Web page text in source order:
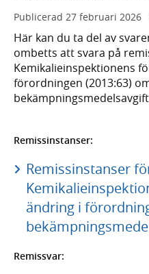
Publicerad 27 februari 2026
Här kan du ta del av
ombetts att svara på
Kemikalieinspektionens
förordningen (2013:63)
Remissinstanser:
Remissinstanser
ändring i
Remissvar: